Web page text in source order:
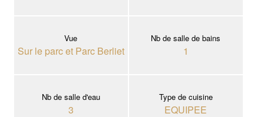
Vue
Sur le parc et Parc Berliet
Nb de salle de bains
1
Nb de salle d'eau
3
Type de cuisine
EQUIPEE